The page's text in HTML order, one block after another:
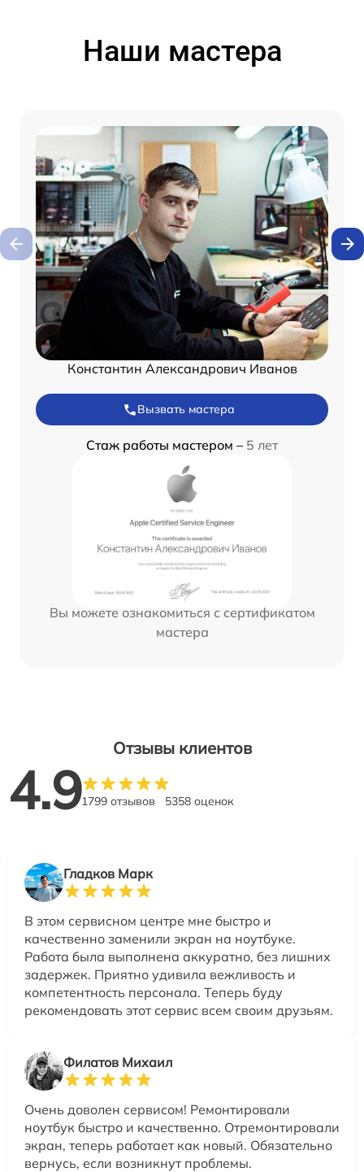
Наши мастера
Константин Александрович Иванов
Вызвать мастера
Стаж работы мастером – 5 лет
Вы можете ознакомиться с сертификатом
мастера
Отзывы клиентов
4.91799 отзывов 5358 оценок
Гладков Марк
В этом сервисном центре мне быстро и
качественно заменили экран на ноутбуке.
Работа была выполнена аккуратно, без лишних
задержек. Приятно удивила вежливость и
компетентность персонала. Теперь буду
рекомендовать этот сервис всем своим друзьям.
Филатов Михаил
Очень доволен сервисом! Ремонтировали
ноутбук быстро и качественно. Отремонтировали
экран, теперь работает как новый. Обязательно
вернусь, если возникнут проблемы.